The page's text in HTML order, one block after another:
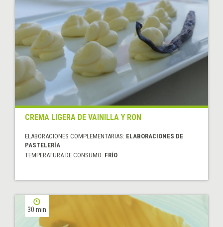
CREMA LIGERA DE VAINILLA Y RON
ELABORACIONES COMPLEMENTARIAS: ELABORACIONES DE
PASTELERÍA
TEMPERATURA DE CONSUMO: FRÍO
30 min